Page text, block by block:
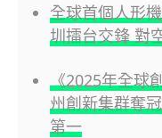
全球首個人形
圳擂台交鋒 對
《2025年全
州創新集群奪
第一